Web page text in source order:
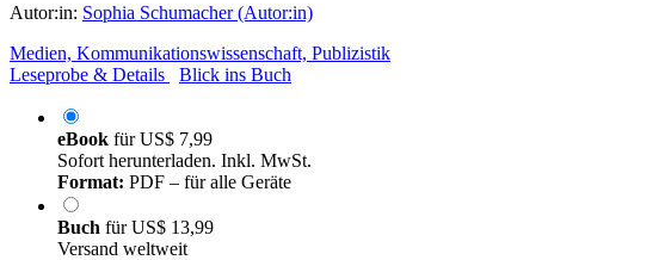
Autor:in: Sophia Schumacher (Autor:in)
Medien, Kommunikationswissenschaft, Publizistik
Leseprobe & Details
Blick ins Buch
eBook fürUS$ 7,99
Sofort herunterladen. Inkl. MwSt.
Format: PDF – für alle Geräte
Buch fürUS$ 13,99
Versand weltweit